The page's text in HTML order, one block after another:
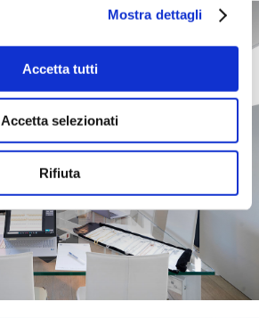
Mostra dettagli
Accetta tutti
Accetta selezionati
Rifiuta